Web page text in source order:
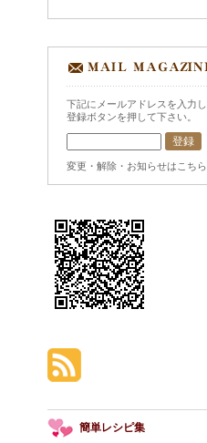
下記にメールアドレスを入力し
登録ボタンを押して下さい。
変更・解除・お知らせはこちら
簡単レシピ集